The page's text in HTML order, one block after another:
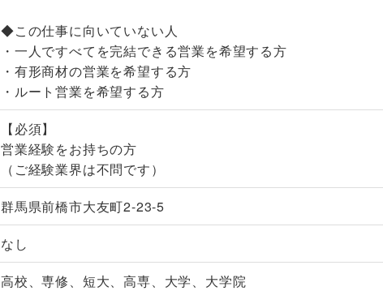
◆この仕事に向いていない人
・一人ですべてを完結できる営業を希望する方
・有形商材の営業を希望する方
・ルート営業を希望する方
【必須】
営業経験をお持ちの方
（ご経験業界は不問です）
群馬県前橋市大友町2-23-5
なし
高校、専修、短大、高専、大学、大学院